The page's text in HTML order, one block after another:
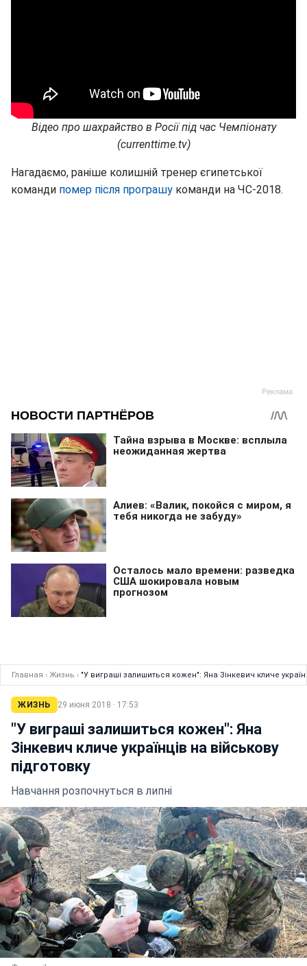
Відео про шахрайство в Росії під час Чемпіонату
(currenttime.tv)
Нагадаємо, раніше колишній тренер єгипетської
команди помер після програшу команди на ЧС-2018.
Главная › Жизнь › "У виграші залишиться кожен": Яна Зінкевич кличе
ЖИЗНЬ 29 июня 2018 · 17:53
"У виграші залишиться кожен": Яна
Зінкевич кличе українців на військову
підготовку
Навчання розпочнуться в липні